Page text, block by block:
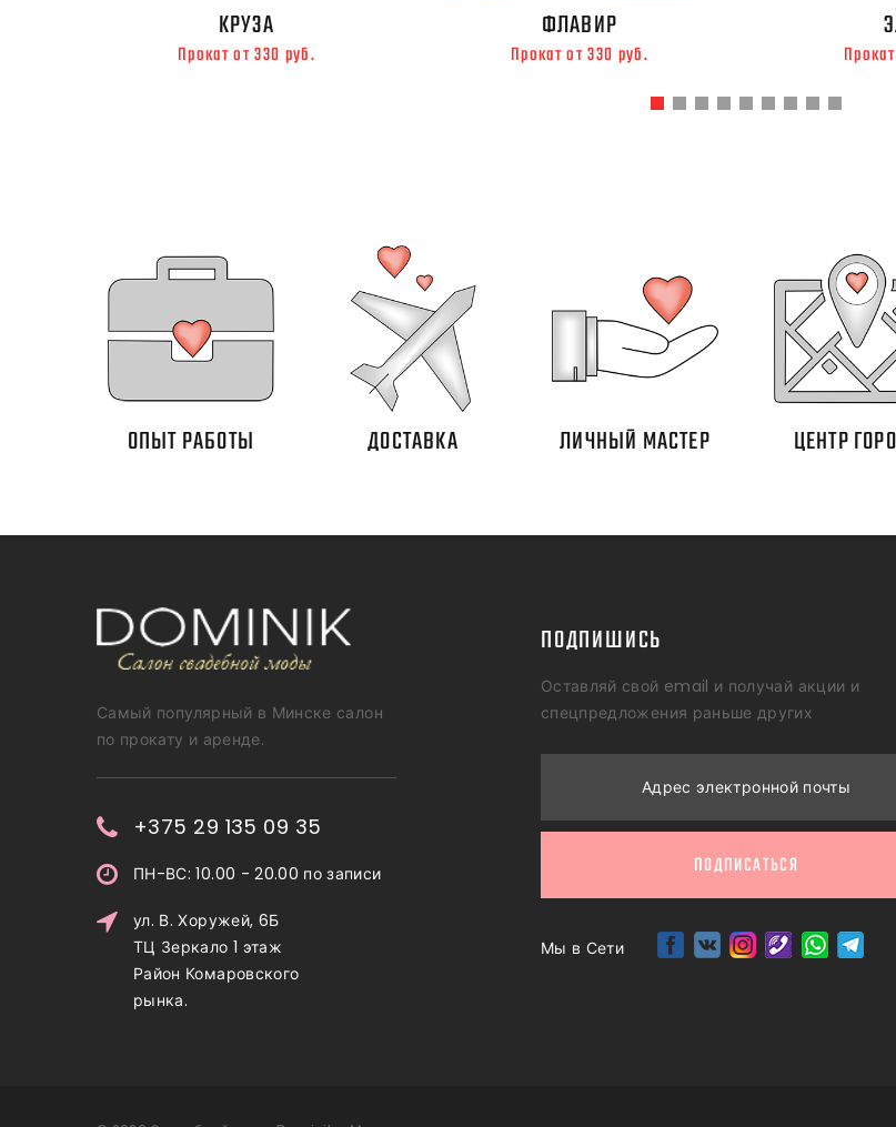
КРУЗА
Прокат от 330 руб.
ФЛАВИР
Прокат от 330 руб.
ОПЫТ РАБОТЫ ДОСТАВКА ЛИЧНЫЙ МАСТЕР ЦЕНТР
Самый популярный в Минске салон
по прокату и аренде.
+375 29 135 09 35
ПН-ВС: 10.00 - 20.00 по записи
ул. В. Хоружей, 6Б
ТЦ Зеркало 1 этаж
Район Комаровского
рынка.
ПОДПИШИСЬ
Оставляй свой email и получай акции и
спецпредложения раньше других
Адрес электронной почты
ПОДПИСАТЬСЯ
Мы в Сети